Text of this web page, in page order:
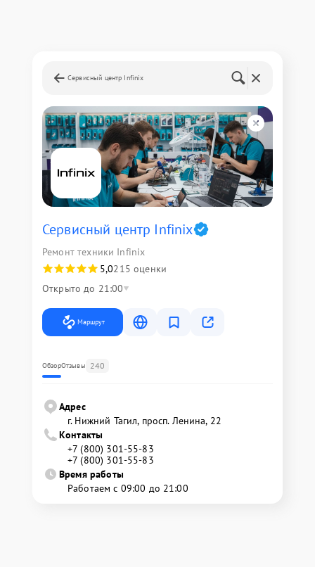
Сервисный центр Infinix
Сервисный центр Infinix
Ремонт техники Infinix
5,0215 оценки
Открыто до 21:00
Маршрут
ОбзорОтзывы 240
Адрес
г. Нижний Тагил, просп. Ленина, 22
Контакты
+7 (800) 301-55-83
+7 (800) 301-55-83
Время работы
Работаем с 09:00 до 21:00